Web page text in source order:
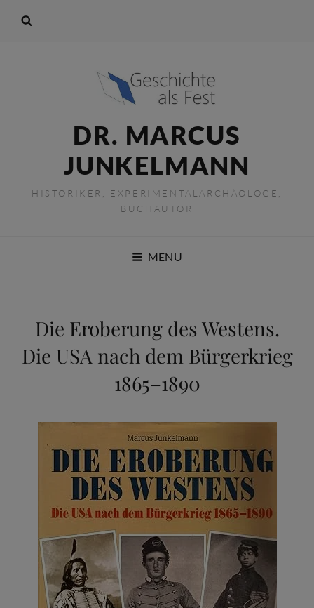
DR. MARCUS
JUNKELMANN
HISTORIKER, EXPERIMENTALARCHÄOLOGE,
BUCHAUTOR
MENU
Die Eroberung des Westens.
Die USA nach dem Bürgerkrieg
1865–1890